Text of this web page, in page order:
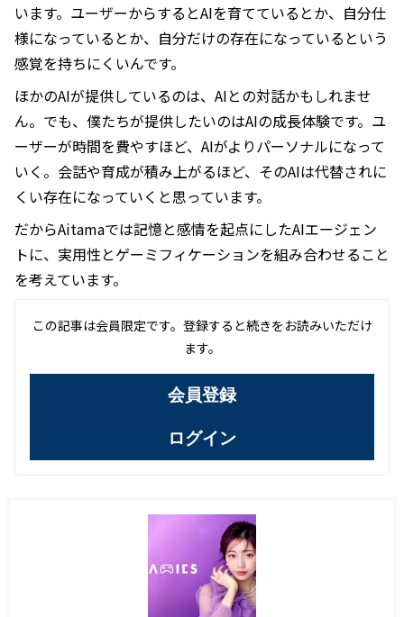
います。ユーザーからするとAIを育てているとか、自分仕
様になっているとか、自分だけの存在になっているという
感覚を持ちにくいんです。
ほかのAIが提供しているのは、AIとの対話かもしれませ
ん。でも、僕たちが提供したいのはAIの成長体験です。ユ
ーザーが時間を費やすほど、AIがよりパーソナルになって
いく。会話や育成が積み上がるほど、そのAIは代替されに
くい存在になっていくと思っています。
だからAitamaでは記憶と感情を起点にしたAIエージェン
トに、実用性とゲーミフィケーションを組み合わせること
を考えています。
この記事は会員限定です。登録すると続きをお読みいただけ
ます。
会員登録
ログイン